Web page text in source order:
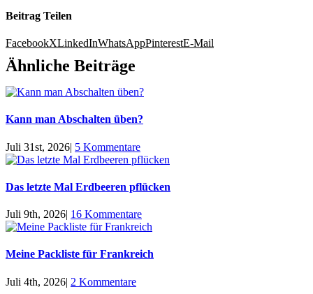
Beitrag Teilen
FacebookXLinkedInWhatsAppPinterestE-Mail
Ähnliche Beiträge
Kann man Abschalten üben?
Juli 31st, 2026| 5 Kommentare
Das letzte Mal Erdbeeren pflücken
Juli 9th, 2026| 16 Kommentare
Meine Packliste für Frankreich
Juli 4th, 2026| 2 Kommentare